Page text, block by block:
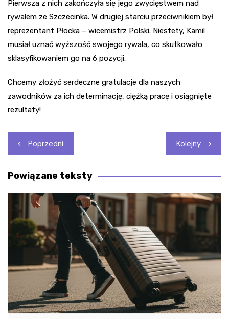
Pierwsza z nich zakończyła się jego zwycięstwem nad
rywalem ze Szczecinka. W drugiej starciu przeciwnikiem był
reprezentant Płocka – wicemistrz Polski. Niestety, Kamil
musiał uznać wyższość swojego rywala, co skutkowało
sklasyfikowaniem go na 6 pozycji.
Chcemy złożyć serdeczne gratulacje dla naszych
zawodników za ich determinację, ciężką pracę i osiągnięte
rezultaty!
Nawigacja
wpisu
Poprzedni Kolejny
Powiązane teksty